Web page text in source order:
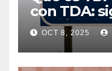
con TDA:
OCT 8, 2025